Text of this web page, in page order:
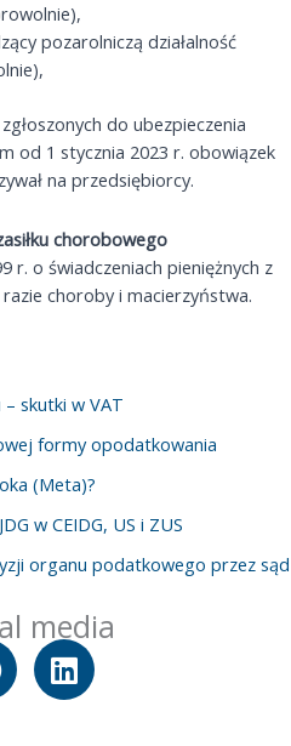
pozarolniczą działalność
do ubezpieczenia
od 1 stycznia 2023 r. obowiązek
na przedsiębiorcy.
chorobowego
r. o świadczeniach pieniężnych z
choroby i macierzyństwa.
skutki w VAT
formy opodatkowania
(Meta)?
w CEIDG, US i ZUS
organu podatkowego przez sąd
media
L
i